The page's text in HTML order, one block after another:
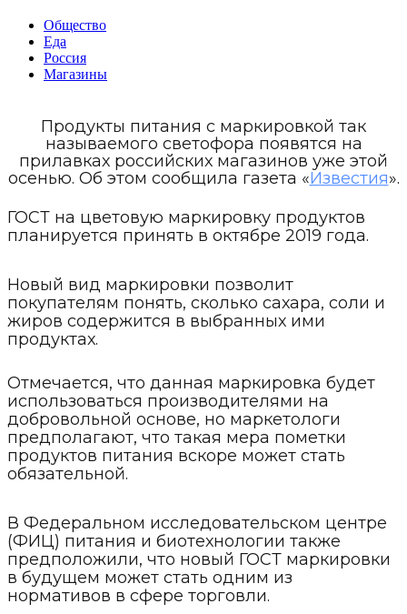
Общество
Еда
Россия
Магазины
Продукты питания с маркировкой так
называемого светофора появятся на
прилавках российских магазинов уже этой
осенью. Об этом сообщила газета «Известия».
ГОСТ на цветовую маркировку продуктов
планируется принять в октябре 2019 года.
Новый вид маркировки позволит
покупателям понять, сколько сахара, соли и
жиров содержится в выбранных ими
продуктах.
Отмечается, что данная маркировка будет
использоваться производителями на
добровольной основе, но маркетологи
предполагают, что такая мера пометки
продуктов питания вскоре может стать
обязательной.
В Федеральном исследовательском центре
(ФИЦ) питания и биотехнологии также
предположили, что новый ГОСТ маркировки
в будущем может стать одним из
нормативов в сфере торговли.